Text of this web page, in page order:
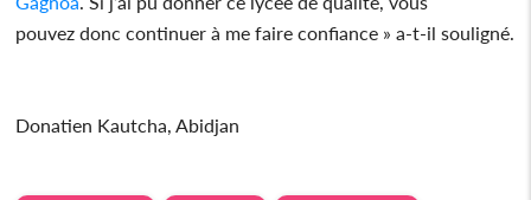
pouvez donc continuer à me faire confiance » a-t-il souligné.
Donatien Kautcha, Abidjan